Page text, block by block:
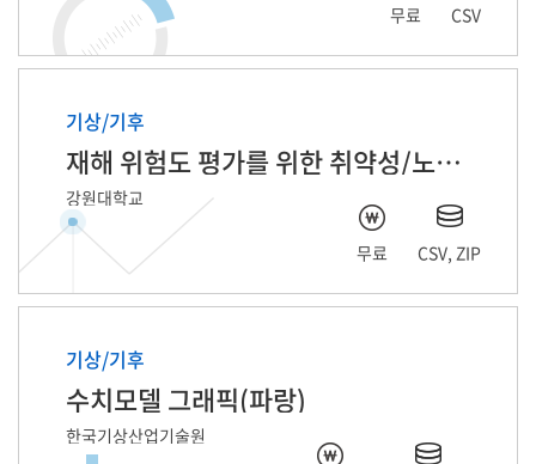
평균 해면기압
평균유의파고(m)
최저최대파고(m)
평균 누적강수량
최저 풍속
무료 CSV
기상/기후
재해 위험도 평가를 위한 취약성/노출성 데이터
강원대학교
무료 CSV, ZIP
기상/기후
수치모델 그래픽(파랑)
한국기상산업기술원